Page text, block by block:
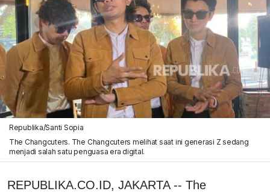
Republika/Santi Sopia
The Changcuters. The Changcuters melihat saat ini generasi Z sedang
menjadi salah satu penguasa era digital.
REPUBLIKA.CO.ID, JAKARTA -- The